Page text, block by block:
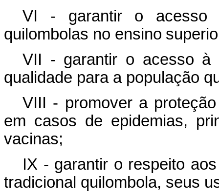
VI - garantir
o
acesso
quilombolas no ensino
VII - garantir o acesso à
qualidade para a população
VIII - promover a proteção
em casos de epidemias,
vacinas;
IX - garantir o respeito aos
tradicional quilombola, seus